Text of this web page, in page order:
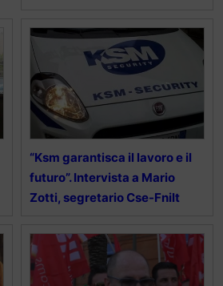
“Ksm garantisca il lavoro e il
futuro”. Intervista a Mario
Zotti, segretario Cse-Fnilt